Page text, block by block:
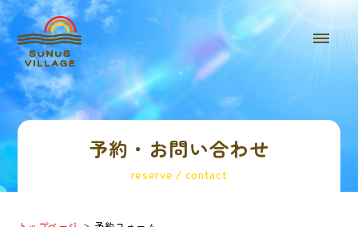
予約・お問い合わせ
reserve / contact